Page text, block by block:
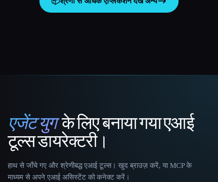
That AI Collection
एजेंट युगके लिए बनाया गया एआई
टूल्स डायरेक्टरी।
हाथ से जाँचे गए और श्रेणीबद्ध एआई टूल्स। खुद ब्राउज़ करें, या MCP के
माध्यम से अपने एआई असिस्टेंट को कनेक्ट करें।